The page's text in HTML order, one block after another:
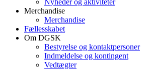
Merchandise
Merchandise
Fællesskabet
Om DGSK
Bestyrelse og kontaktpersoner
Indmeldelse og kontingent
Vedtægter